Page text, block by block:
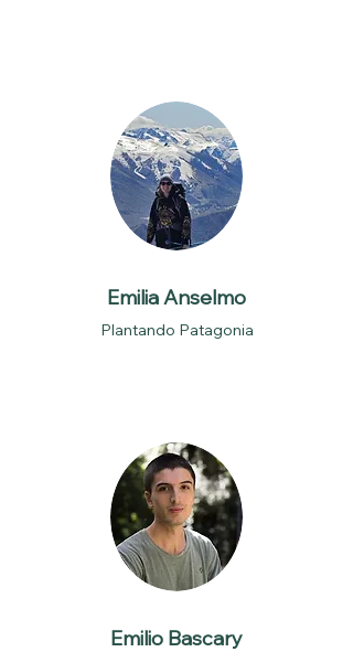
Emilia Anselmo
Plantando Patagonia
Emilio Bascary